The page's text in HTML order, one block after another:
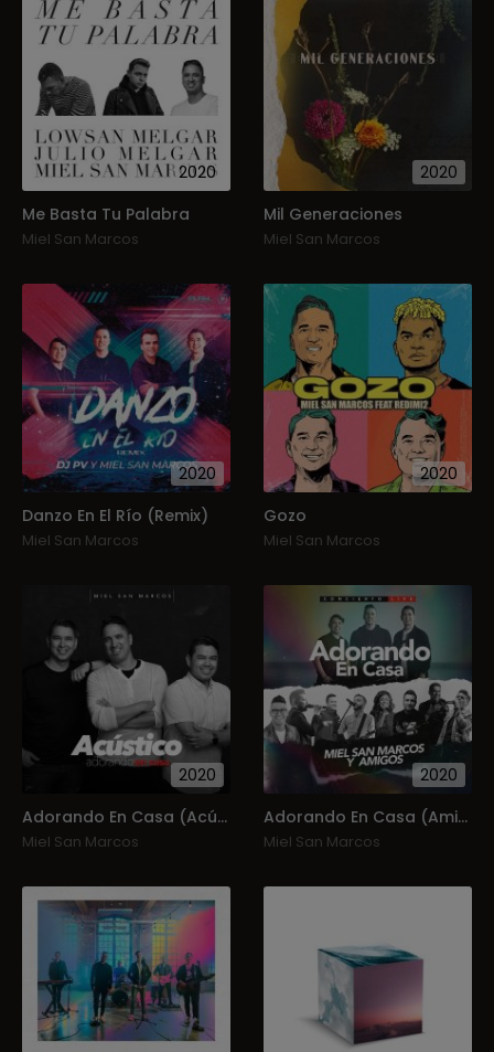
2020
Me Basta Tu Palabra
Miel San Marcos
2020
Mil Generaciones
Miel San Marcos
2020
Danzo En El Río (Remix)
Miel San Marcos
2020
Gozo
Miel San Marcos
2020
Adorando En Casa (Acústico)
Miel San Marcos
2020
Adorando En Casa (Amigos Invitados)
Miel San Marcos